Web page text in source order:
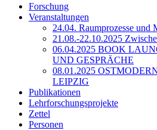
Forschung
Veranstaltungen
24.04. Raumprozesse und
21.08.-22.10.2025
06.04.2025 BOOK
UND GESPRÄCHE
08.01.2025
LEIPZIG
Publikationen
Lehrforschungsprojekte
Zettel
Personen